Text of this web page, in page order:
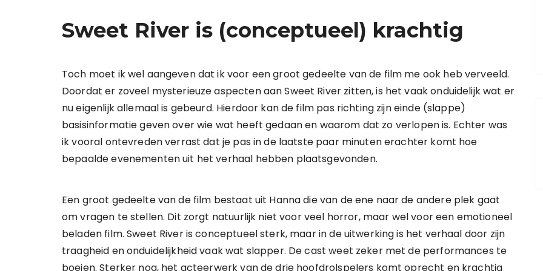
Sweet River is (conceptueel) krachtig
Toch moet ik wel aangeven dat ik voor een groot gedeelte van de film me ook heb verveeld.
Doordat er zoveel mysterieuze aspecten aan Sweet River zitten, is het vaak onduidelijk wat er
nu eigenlijk allemaal is gebeurd. Hierdoor kan de film pas richting zijn einde (slappe)
basisinformatie geven over wie wat heeft gedaan en waarom dat zo verlopen is. Echter was
ik vooral ontevreden verrast dat je pas in de laatste paar minuten erachter komt hoe
bepaalde evenementen uit het verhaal hebben plaatsgevonden.
Een groot gedeelte van de film bestaat uit Hanna die van de ene naar de andere plek gaat
om vragen te stellen. Dit zorgt natuurlijk niet voor veel horror, maar wel voor een emotioneel
beladen film. Sweet River is conceptueel sterk, maar in de uitwerking is het verhaal door zijn
traagheid en onduidelijkheid vaak wat slapper. De cast weet zeker met de performances te
boeien. Sterker nog, het acteerwerk van de drie hoofdrolspelers komt oprecht en krachtig